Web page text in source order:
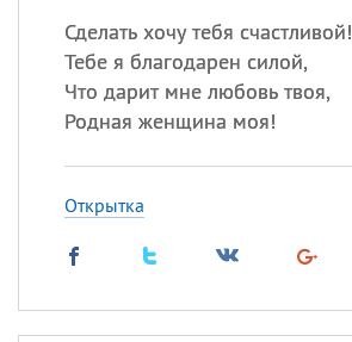
Сделать хочу тебя счастливой!
Тебе я благодарен силой,
Что дарит мне любовь твоя,
Родная женщина моя!
Открытка